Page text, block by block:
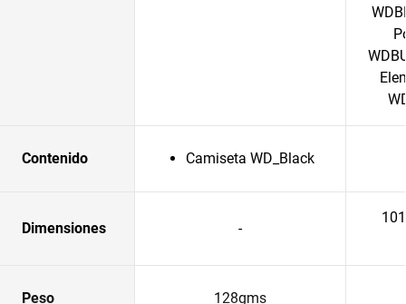
Contenido Camiseta WD_Black
Dimensiones -
Peso 128gms